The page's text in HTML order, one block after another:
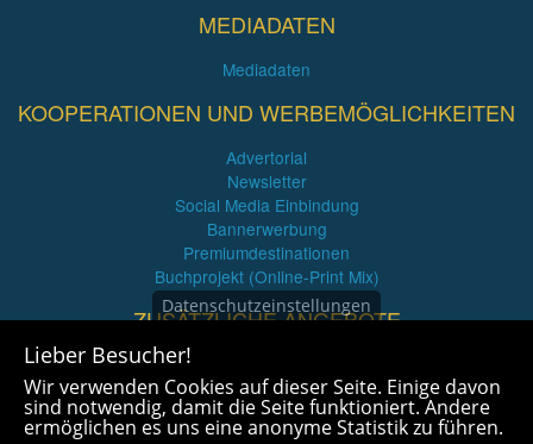
MEDIADATEN
Mediadaten
KOOPERATIONEN UND WERBEMÖGLICHKEITEN
Advertorial
Newsletter
Social Media Einbindung
Bannerwerbung
Premiumdestinationen
Buchprojekt (Online-Print Mix)
ZUSÄTZLICHE ANGEBOTE
Imagefilme und mehr
360° x 360° Fotografie
Datenschutzeinstellungen
Lieber Besucher!
Wir verwenden Cookies auf dieser Seite. Einige davon
sind notwendig, damit die Seite funktioniert. Andere
ermöglichen es uns eine anonyme Statistik zu führen.